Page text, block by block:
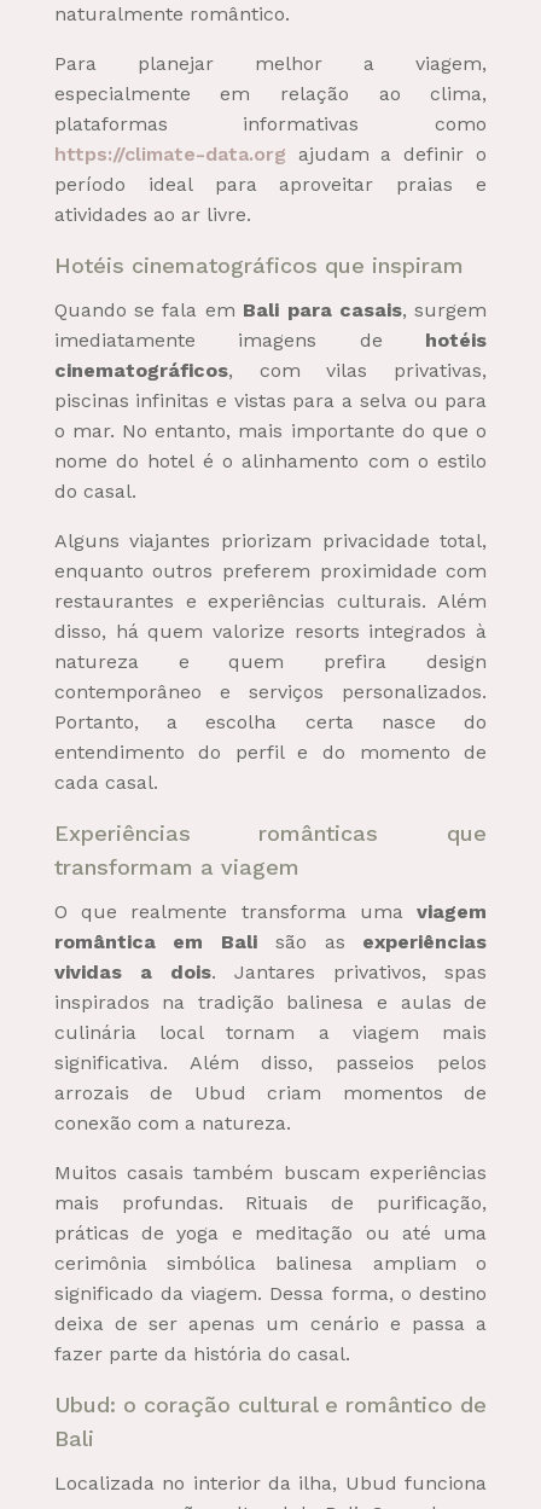
naturalmente romântico.
Para planejar melhor a viagem,
especialmente em relação ao clima,
plataformas informativas como
https://climate-data.org ajudam a definir o
período ideal para aproveitar praias e
atividades ao ar livre.
Hotéis cinematográficos que inspiram
Quando se fala em Bali para casais, surgem
imediatamente imagens de hotéis
cinematográficos, com vilas privativas,
piscinas infinitas e vistas para a selva ou para
o mar. No entanto, mais importante do que o
nome do hotel é o alinhamento com o estilo
do casal.
Alguns viajantes priorizam privacidade total,
enquanto outros preferem proximidade com
restaurantes e experiências culturais. Além
disso, há quem valorize resorts integrados à
natureza e quem prefira design
contemporâneo e serviços personalizados.
Portanto, a escolha certa nasce do
entendimento do perfil e do momento de
cada casal.
Experiências românticas que
transformam a viagem
O que realmente transforma umaviagem
romântica em Bali são as experiências
vividas a dois. Jantares privativos, spas
inspirados na tradição balinesa e aulas de
culinária local tornam a viagem mais
significativa. Além disso, passeios pelos
arrozais de Ubud criam momentos de
conexão com a natureza.
Muitos casais também buscam experiências
mais profundas. Rituais de purificação,
práticas de yoga e meditação ou até uma
cerimônia simbólica balinesa ampliam o
significado da viagem. Dessa forma, o destino
deixa de ser apenas um cenário e passa a
fazer parte da história do casal.
Ubud: o coração cultural e romântico de
Bali
Localizada no interior da ilha, Ubud funciona